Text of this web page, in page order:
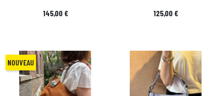
Prix
145,00 € Prix
125,00 €
NOUVEAU